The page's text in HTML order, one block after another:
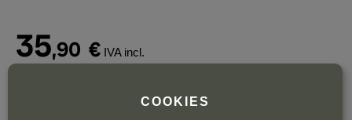
35,90 € IVA incl.
COOKIES